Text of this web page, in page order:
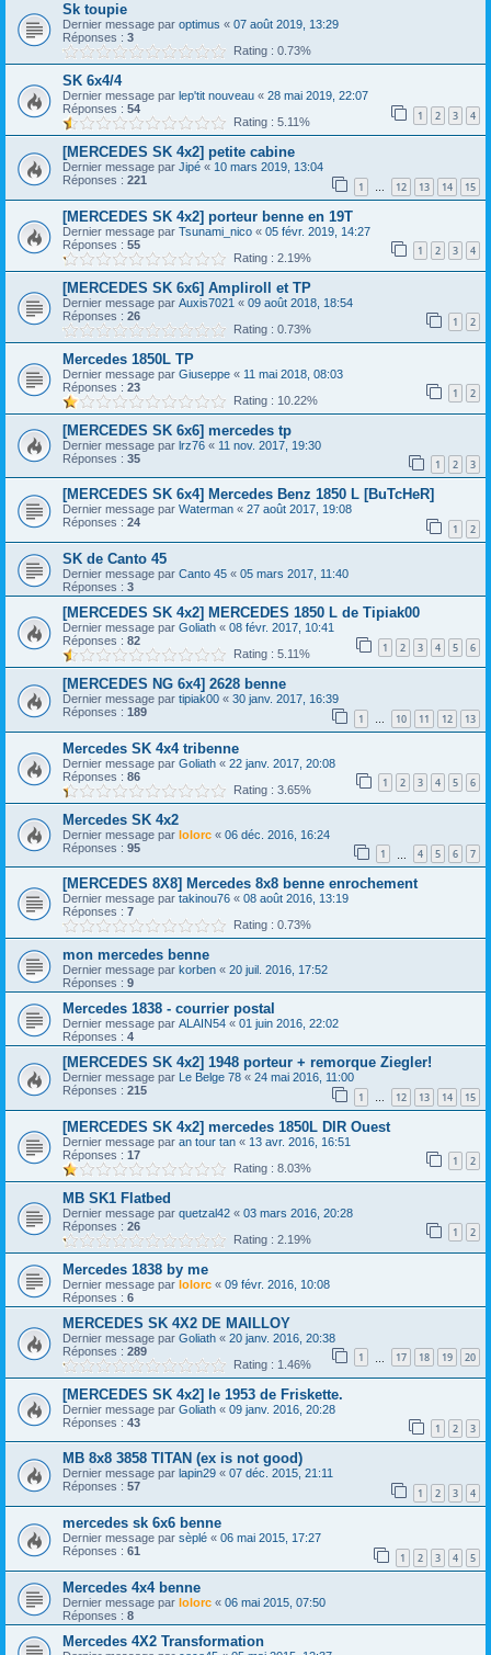
Sk toupie
Dernier message par optimus « 07 août 2019, 13:29
Réponses : 3
Rating : 0.73%
SK 6x4/4
Dernier message par lep'tit nouveau « 28 mai 2019, 22:07
Réponses : 54 1 2 3 4
Rating : 5.11%
[MERCEDES SK 4x2] petite cabine
Dernier message par Jipé « 10 mars 2019, 13:04
Réponses : 221 1 … 12 13 14 15
[MERCEDES SK 4x2] porteur benne en 19T
Dernier message par Tsunami_nico « 05 févr. 2019, 14:27
Réponses : 55 1 2 3 4
Rating : 2.19%
[MERCEDES SK 6x6] Ampliroll et TP
Dernier message par Auxis7021 « 09 août 2018, 18:54
Réponses : 26 1 2
Rating : 0.73%
Mercedes 1850L TP
Dernier message par Giuseppe « 11 mai 2018, 08:03
Réponses : 23 1 2
Rating : 10.22%
[MERCEDES SK 6x6] mercedes tp
Dernier message par lrz76 « 11 nov. 2017, 19:30
Réponses : 35 1 2 3
[MERCEDES SK 6x4] Mercedes Benz 1850 L [BuTcHeR]
Dernier message par Waterman « 27 août 2017, 19:08
Réponses : 24 1 2
SK de Canto 45
Dernier message par Canto 45 « 05 mars 2017, 11:40
Réponses : 3
[MERCEDES SK 4x2] MERCEDES 1850 L de Tipiak00
Dernier message par Goliath « 08 févr. 2017, 10:41
Réponses : 82 1 2 3 4 5 6
Rating : 5.11%
[MERCEDES NG 6x4] 2628 benne
Dernier message par tipiak00 « 30 janv. 2017, 16:39
Réponses : 189 1 … 10 11 12 13
Mercedes SK 4x4 tribenne
Dernier message par Goliath « 22 janv. 2017, 20:08
Réponses : 86 1 2 3 4 5 6
Rating : 3.65%
Mercedes SK 4x2
Dernier message par lolorc « 06 déc. 2016, 16:24
Réponses : 95 1 4 5 6 7
[MERCEDES 8X8] Mercedes 8x8 benne enrochement
Dernier message par takinou76 « 08 août 2016, 13:19
Réponses : 7
Rating : 0.73%
mon mercedes benne
Dernier message par korben « 20 juil. 2016, 17:52
Réponses : 9
Mercedes 1838 - courrier postal
Dernier message par ALAIN54 « 01 juin 2016, 22:02
Réponses : 4
[MERCEDES SK 4x2] 1948 porteur + remorque Ziegler!
Dernier message par Le Belge 78 « 24 mai 2016, 11:00
Réponses : 215 1 … 12 13 14 15
[MERCEDES SK 4x2] mercedes 1850L DIR Ouest
Dernier message par an tour tan « 13 avr. 2016, 16:51
Réponses : 17 1 2
Rating : 8.03%
MB SK1 Flatbed
Dernier message par quetzal42 « 03 mars 2016, 20:28
Réponses : 26 1 2
Rating : 2.19%
Mercedes 1838 by me
Dernier message par lolorc « 09 févr. 2016, 10:08
Réponses : 6
MERCEDES SK 4X2 DE MAILLOY
Dernier message par Goliath « 20 janv. 2016, 20:38
Réponses : 289 1 17 18 19 20
Rating : 1.46%
[MERCEDES SK 4x2] le 1953 de Friskette.
Dernier message par Goliath « 09 janv. 2016, 20:28
Réponses : 43 1 2 3
MB 8x8 3858 TITAN (ex is not good)
Dernier message par lapin29 « 07 déc. 2015, 21:11
Réponses : 57 1 2 3 4
mercedes sk 6x6 benne
Dernier message par sèplé « 06 mai 2015, 17:27
Réponses : 61 1 2 3 4 5
Mercedes 4x4 benne
Dernier message par lolorc « 06 mai 2015, 07:50
Réponses : 8
Mercedes 4X2 Transformation